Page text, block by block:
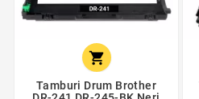

Tamburi Drum Brother